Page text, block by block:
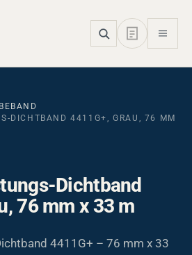
DICHTBAND 4411G+, GRAU, 76 MM
Dichtband
76 mm x 33 m
4411G+ – 76 mm x 33